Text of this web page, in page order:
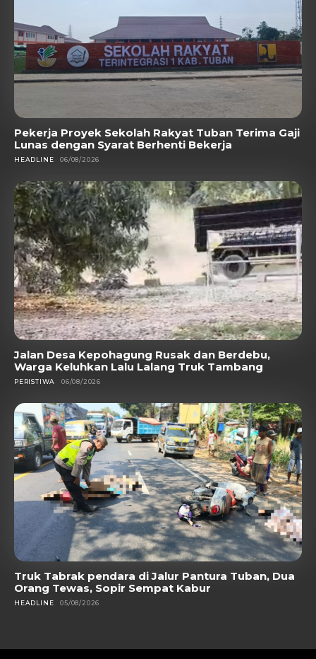
Pekerja Proyek Sekolah Rakyat Tuban Terima Gaji
Lunas dengan Syarat Berhenti Bekerja
HEADLINE 06/08/2026
Jalan Desa Kepohagung Rusak dan Berdebu,
Warga Keluhkan Lalu Lalang Truk Tambang
PERISTIWA 06/08/2026
Truk Tabrak pendara di Jalur Pantura Tuban, Dua
Orang Tewas, Sopir Sempat Kabur
HEADLINE 05/08/2026